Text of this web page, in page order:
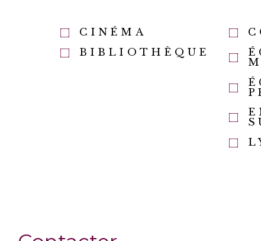
CINÉMA
BIBLIOTHÈQUE